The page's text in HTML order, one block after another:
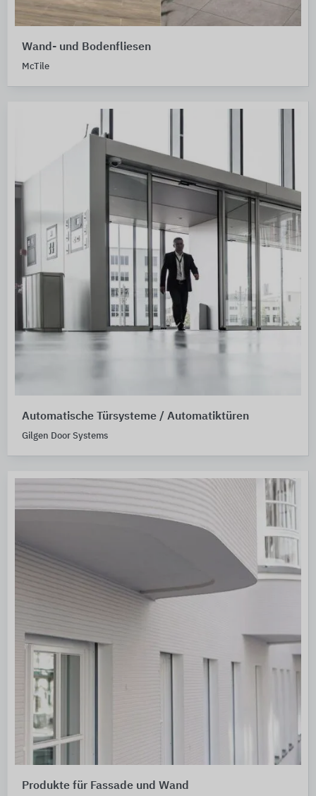
Wand- und Bodenfliesen
McTile
Automatische Türsysteme / Automatiktüren
Gilgen Door Systems
Produkte für Fassade und Wand